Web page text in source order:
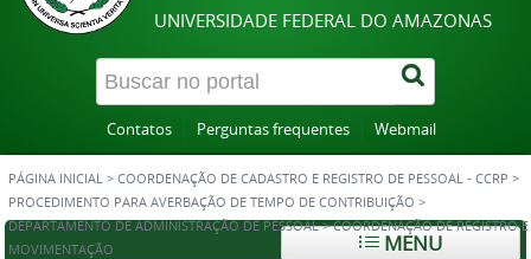
Legislação
Canais
UNIVERSIDADE FEDERAL DO AMAZONAS
Contatos Perguntas frequentes Webmail
PÁGINA INICIAL > COORDENAÇÃO DE CADASTRO E REGISTRO DE PESSOAL - CCRP >
PROCEDIMENTO PARA AVERBAÇÃO DE TEMPO DE CONTRIBUIÇÃO >
DEPARTAMENTO DE ADMINISTRAÇÃO DE PESSOAL >COORDENAÇÃO DE REGISTRO E
MOVIMENTAÇÃO
MENU